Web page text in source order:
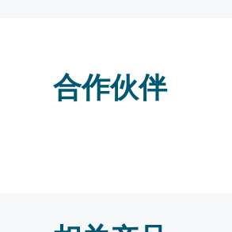
合作伙伴